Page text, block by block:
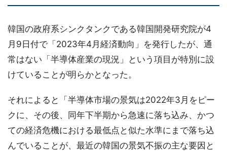
韓国の政府系シンクタンクである韓国開発研究院が4
月9日付で「2023年4月経済動向」を発行したが、通
常はない「半導体産業の現況」という項目が特別に設
けていることが明らかとなった。
それによると「半導体市場の景気は2022年3月をピー
クに、その後、同年下半期から急速に落ち込み、かつ
ての経済危機における最低点と似た水準にまで落ち込
んでいることが、最近の韓国の景気不振の主な要因と